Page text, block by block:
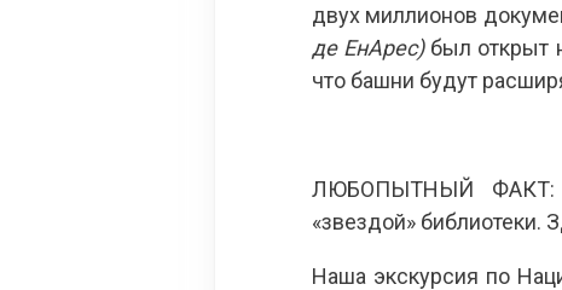
двух миллионов
де ЕнАрес)был открыт
что башни будут
ЛЮБОПЫТНЫЙ ФАКТ:
«звездой» библиотеки.
Наша экскурсия по